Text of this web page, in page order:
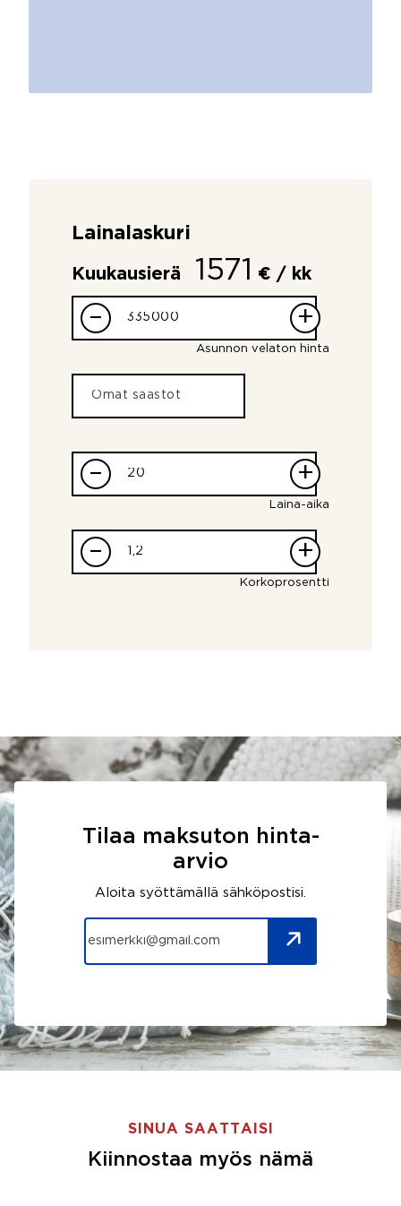
Lainalaskuri
Kuukausierä 1571 € / kk
– +
Asunnon velaton hinta
– +
Laina-aika
– +
Korkoprosentti
Tilaa maksuton hinta-
arvio
Aloita syöttämällä sähköpostisi.
SINUA SAATTAISI
Kiinnostaa myös nämä